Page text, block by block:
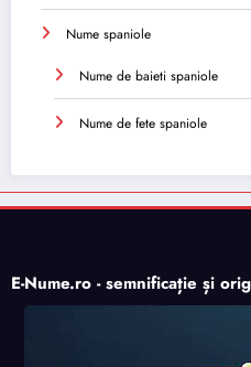
Nume spaniole
Nume de baieti spaniole
Nume de fete spaniole
E-Nume.ro - semnificație și